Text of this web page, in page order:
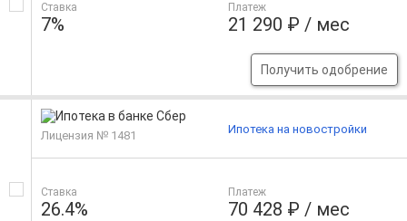
Ставка
7%
Платеж
21 290 ₽ / мес
Получить одобрение
Лицензия № 1481
Ставка
26.4%
Платеж
70 428 ₽ / мес
Ипотека на новостройки